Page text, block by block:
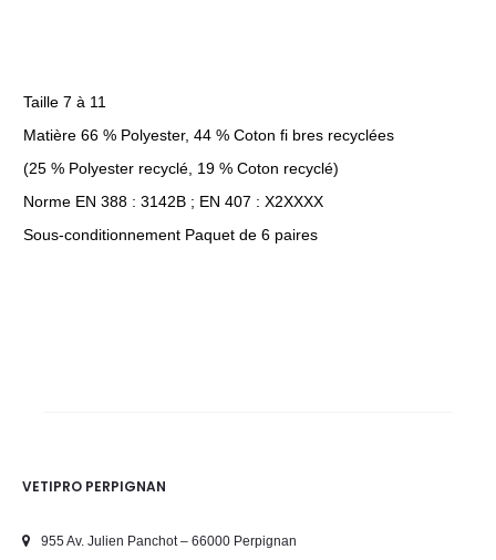
Taille 7 à 11
Matière 66 % Polyester, 44 % Coton fi bres recyclées
(25 % Polyester recyclé, 19 % Coton recyclé)
Norme EN 388 : 3142B ; EN 407 : X2XXXX
Sous-conditionnement Paquet de 6 paires
VETIPRO PERPIGNAN
955 Av. Julien Panchot – 66000 Perpignan